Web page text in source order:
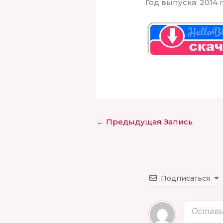
Год выпуска: 2014
← Предыдущая Запись
Подписаться